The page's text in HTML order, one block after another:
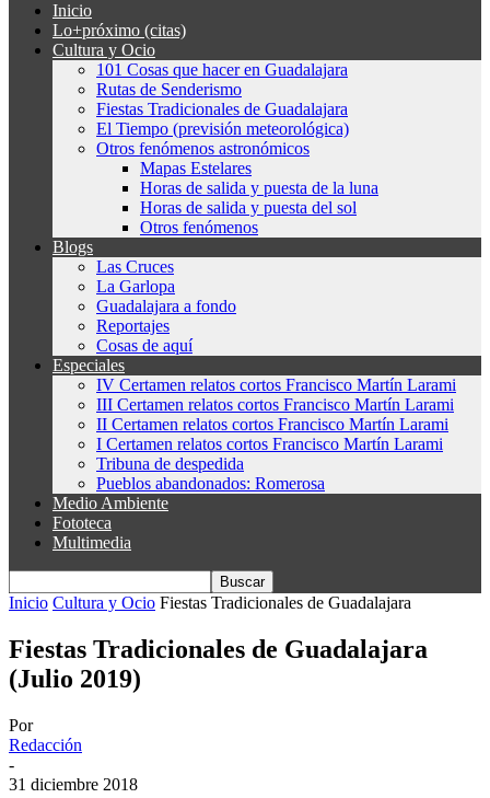
Inicio
Lo+próximo (citas)
Cultura y Ocio
101 Cosas que hacer en Guadalajara
Rutas de Senderismo
Fiestas Tradicionales de Guadalajara
El Tiempo (previsión meteorológica)
Otros fenómenos astronómicos
Mapas Estelares
Horas de salida y puesta de la luna
Horas de salida y puesta del sol
Otros fenómenos
Blogs
Las Cruces
La Garlopa
Guadalajara a fondo
Reportajes
Cosas de aquí
Especiales
IV Certamen relatos cortos Francisco Martín Larami
III Certamen relatos cortos Francisco Martín Larami
II Certamen relatos cortos Francisco Martín Larami
I Certamen relatos cortos Francisco Martín Larami
Tribuna de despedida
Pueblos abandonados: Romerosa
Medio Ambiente
Fototeca
Multimedia
Inicio Cultura y Ocio Fiestas Tradicionales de Guadalajara
Fiestas Tradicionales de Guadalajara
(Julio 2019)
Por
Redacción
-
31 diciembre 2018